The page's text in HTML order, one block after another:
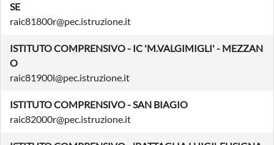
SE
raic81800r@pec.istruzione.it
ISTITUTO COMPRENSIVO - IC 'M.VALGIMIGLI' - MEZZAN
O
raic81900l@pec.istruzione.it
ISTITUTO COMPRENSIVO - SAN BIAGIO
raic82000r@pec.istruzione.it